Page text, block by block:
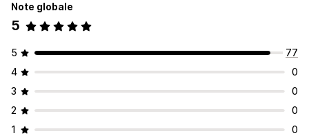
Note globale
5
5
77
4
0
3
0
2
0
1
0